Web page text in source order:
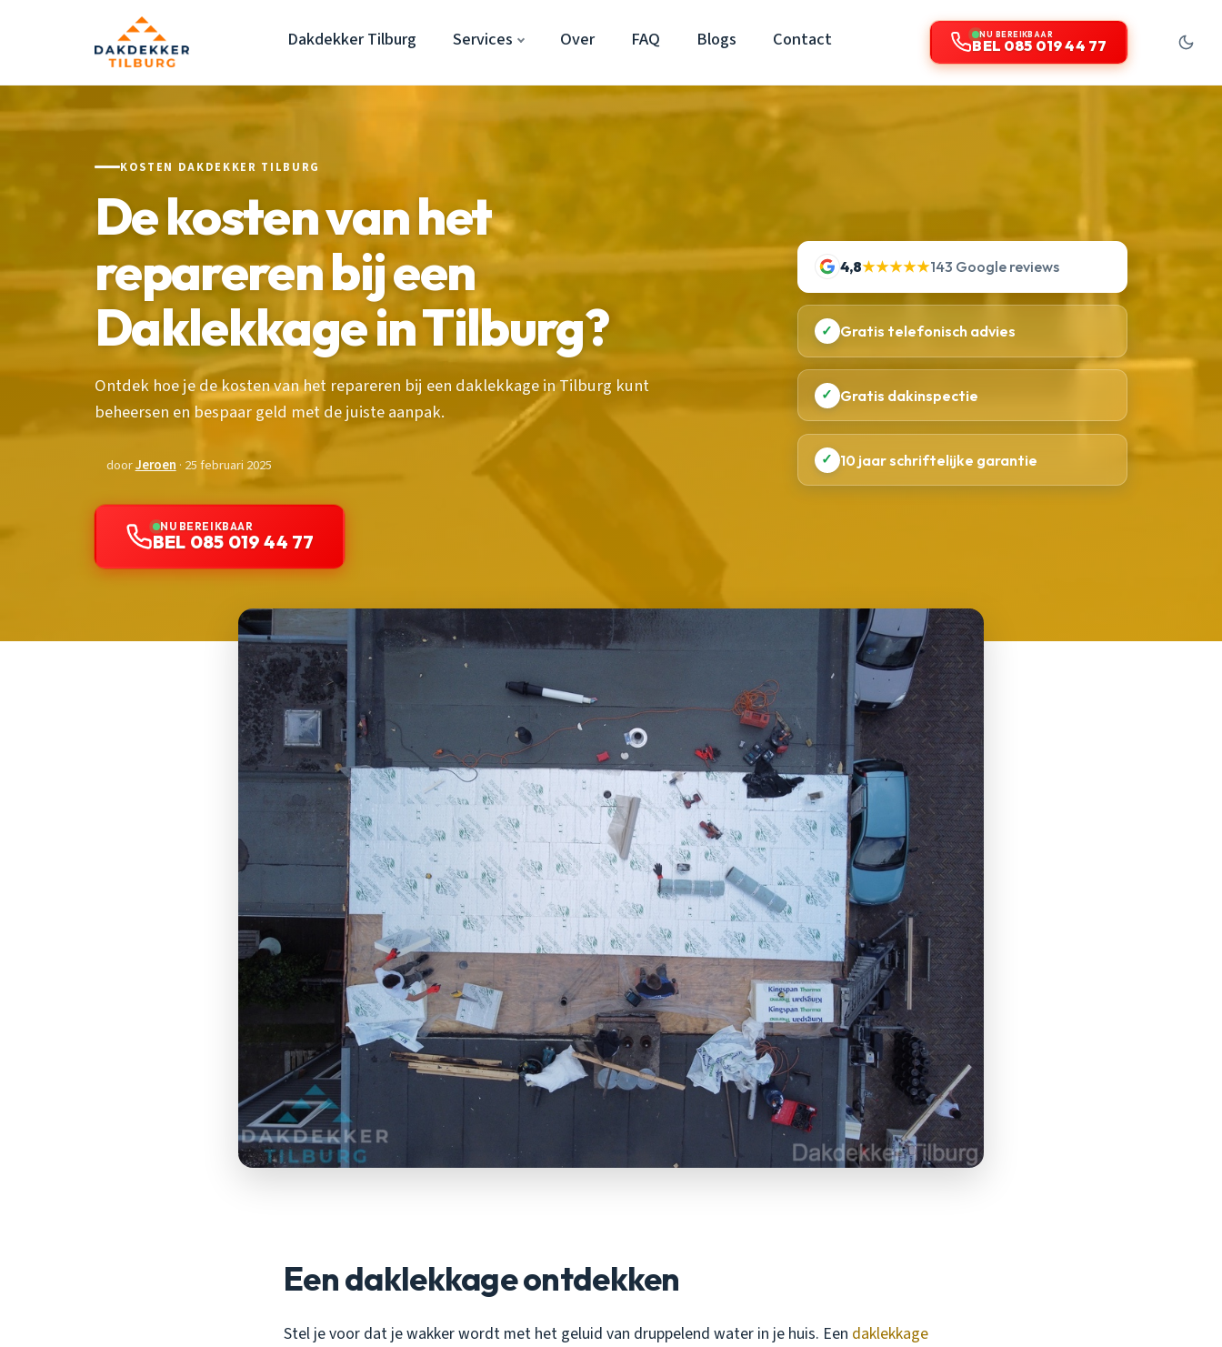
Dakdekker Tilburg Services Over FAQ Blogs Contact NU BEREIKBAAR
BEL 085 019 44 77
KOSTEN DAKDEKKER TILBURG
De kosten van het
repareren bij een
Daklekkage in Tilburg?
Ontdek hoe je de kosten van het repareren bij een daklekkage in Tilburg kunt
beheersen en bespaar geld met de juiste aanpak.
doorJeroen · 25 februari 2025
NU BEREIKBAAR
BEL 085 019 44 77
4,8★★★★★143 Google reviews
✓ Gratis telefonisch advies
✓ Gratis dakinspectie
✓ 10 jaar schriftelijke garantie
Een daklekkage ontdekken
Stel je voor dat je wakker wordt met het geluid van druppelend water in je huis. Een daklekkage